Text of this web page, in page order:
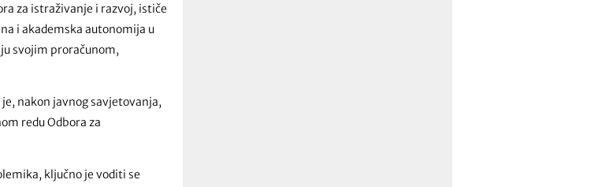
za istraživanje i razvoj, ističe
i akademska autonomija u
svojim proračunom,
nakon javnog savjetovanja,
redu Odbora za
ključno je voditi se